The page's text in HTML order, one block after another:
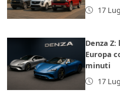
17
Denza
Europa
minuti
17